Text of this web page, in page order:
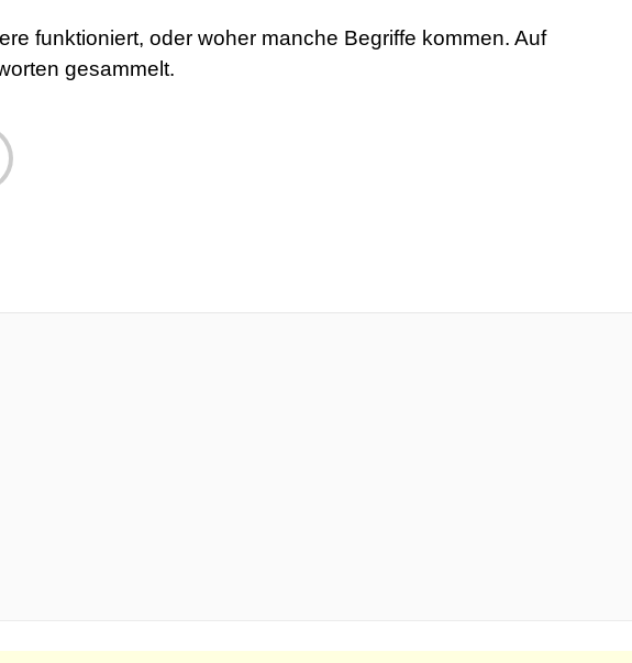
funktioniert, oder woher manche Begriffe kommen. Auf
gesammelt.